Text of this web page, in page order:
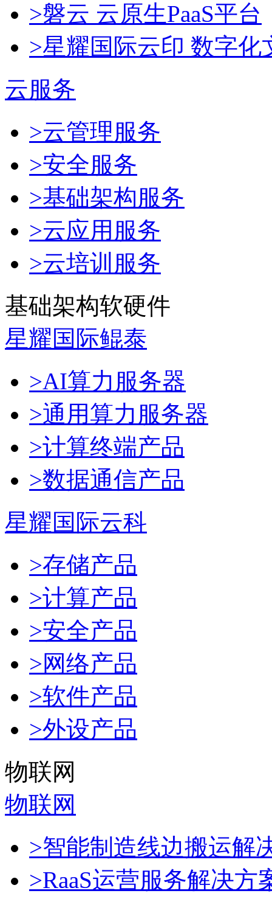
>磐云 云原生PaaS平台
>星耀国际云印 数字化
云服务
>云管理服务
>安全服务
>基础架构服务
>云应用服务
>云培训服务
基础架构软硬件
星耀国际鲲泰
>AI算力服务器
>通用算力服务器
>计算终端产品
>数据通信产品
星耀国际云科
>存储产品
>计算产品
>安全产品
>网络产品
>软件产品
>外设产品
物联网
物联网
>智能制造线边搬运解
>RaaS运营服务解决方